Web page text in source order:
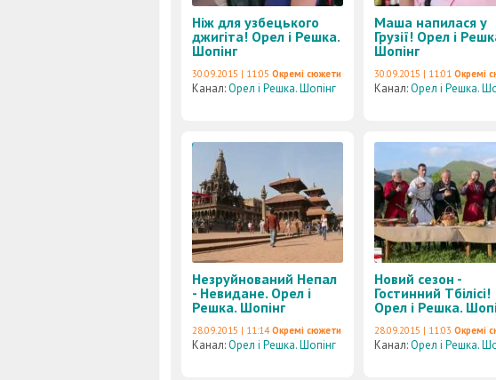
Ніж для узбецького
джигіта! Орел і Решка.
Шопінг
30.09.2015 | 11:05 Окремі сюжети
Канал:Орел і Решка. Шопінг
Маша напилася у
Грузії! Орел і
Шопінг
30.09.2015 | 11:01 Окремі
Канал:Орел і Решка.
Незруйнований Непал
- Невидане. Орел і
Решка. Шопінг
28.09.2015 | 11:14 Окремі сюжети
Канал:Орел і Решка. Шопінг
Новий сезон -
Гостинний Тбілісі!
Орел і Решка.
28.09.2015 | 11:03 Окремі
Канал:Орел і Решка.